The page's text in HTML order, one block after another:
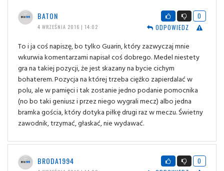
BATON
4 WRZEŚNIA 2016 | 14:02
0
ODPOWIEDZ
To i ja coś napiszę, bo tylko Guarin, który zazwyczaj mnie
wkurwia komentarzami napisał coś dobrego. Medel niestety
gra na takiej pozycji, że jest skazany na bycie cichym
bohaterem. Pozycja na której trzeba ciężko zapierdalać w
polu, ale w pamięci i tak zostanie jedno podanie pomocnika
(no bo taki geniusz i przez niego wygrali mecz) albo jedna
bramka gościa, który dotyka piłkę drugi raz w meczu. Świetny
zawodnik, trzymać, głaskać, nie wydawać.
BRODA1994
0